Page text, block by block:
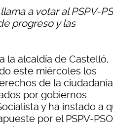
a votar al PSPV-
progreso y las
la alcaldía de Castelló,
este miércoles los
de la
por gobiernos
y ha instado a
por el PSPV-